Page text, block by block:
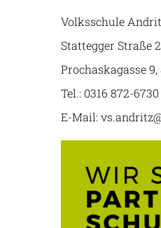
Volksschule
Stattegger Straße
Prochaskagasse 9,
Tel.: 0316 872-6730
E-Mail: